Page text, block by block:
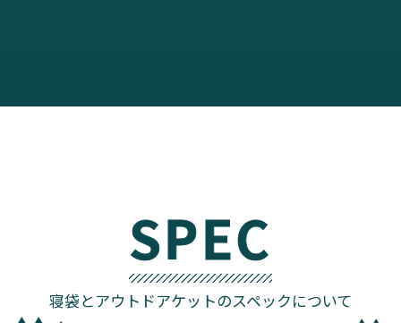
SPEC
寝袋とアウトドアケットのスペックについて